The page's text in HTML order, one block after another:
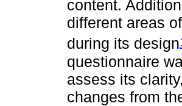
content.
different areas
during its design
questionnaire
assess its
changes from